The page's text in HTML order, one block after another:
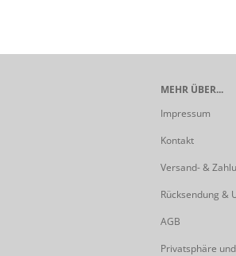
MEHR ÜBER...
Impressum
Kontakt
Versand- &
Rücksendung &
AGB
Privatsphäre